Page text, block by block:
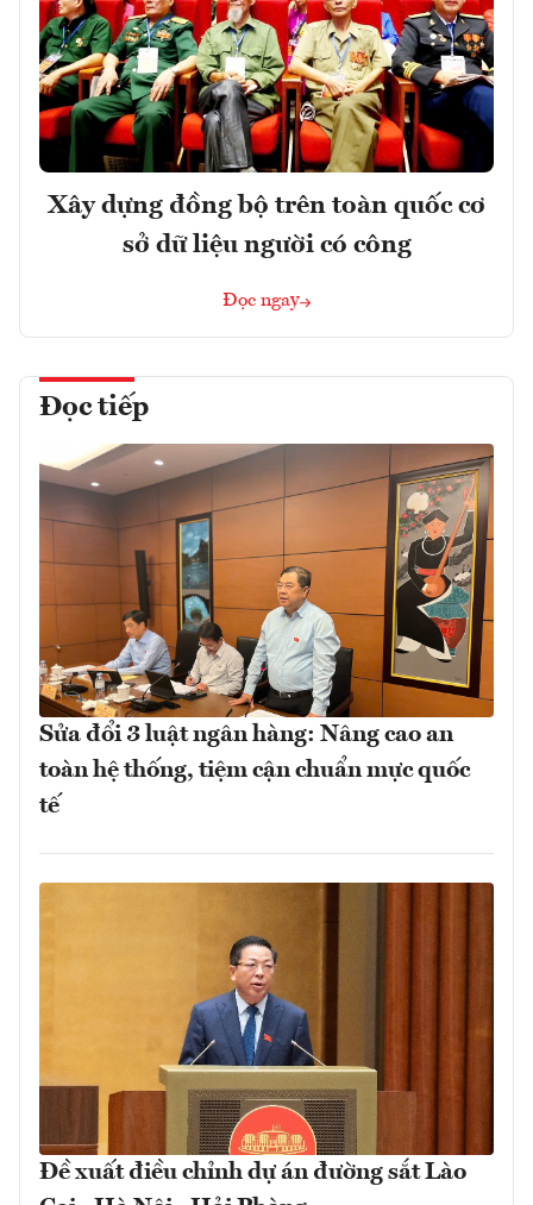
Xây dựng đồng bộ trên toàn quốc cơ
sở dữ liệu người có công
Đọc ngay
Đọc tiếp
Sửa đổi 3 luật ngân hàng: Nâng cao an
toàn hệ thống, tiệm cận chuẩn mực quốc
tế
Đề xuất điều chỉnh dự án đường sắt Lào